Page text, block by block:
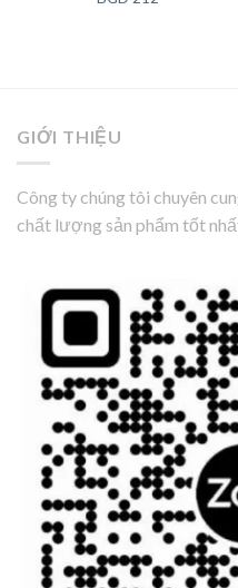
GIỚI THIỆU
Công ty chúng tôi chuyên
chất lượng sản phẩm tốt